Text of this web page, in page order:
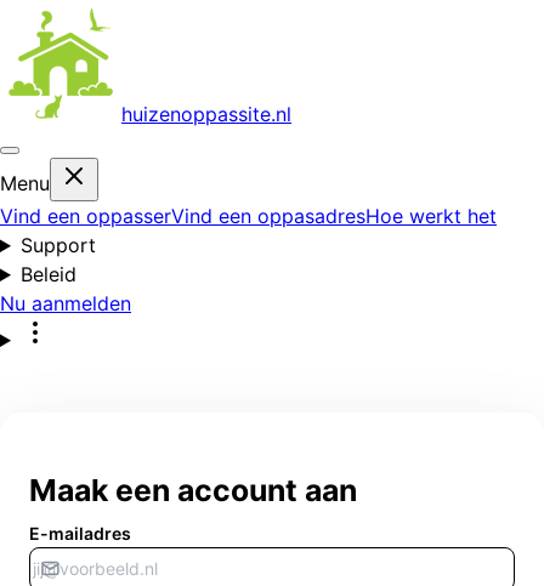
huizenoppassite.nl
Menu
Vind een oppasserVind een oppasadresHoe werkt het
Support
Beleid
Nu aanmelden
Maak een account aan
E-mailadres